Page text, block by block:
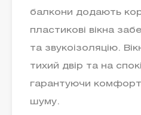
балкони додають
пластикові вікна
та звукоізоляцію.
тихий двір та на
гарантуючи комфорт
шуму.